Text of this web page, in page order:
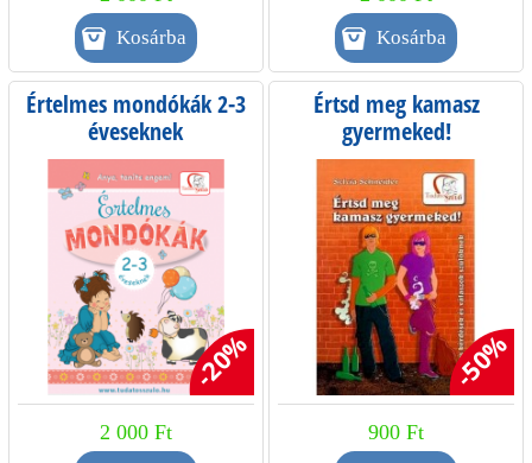
Értelmes mondókák 2-3
éveseknek
-20%
2 000 Ft
Értsd meg kamasz
gyermeked!
-50%
900 Ft